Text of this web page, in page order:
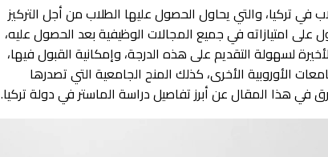
في تركيا، والتي يحاول الحصول عليها الطلاب من أجل التركيز
في جميع المجالات الوظيفية بعد الحصول عليه،
لسهولة التقديم على هذه الدرجة، وإمكانية القبول فيها،
الأوروبية الأخرى، كذلك المنح الجامعية التي تصدرها
في هذا المقال عن أبرز تفاصيل دراسة الماستر في دولة تركيا.